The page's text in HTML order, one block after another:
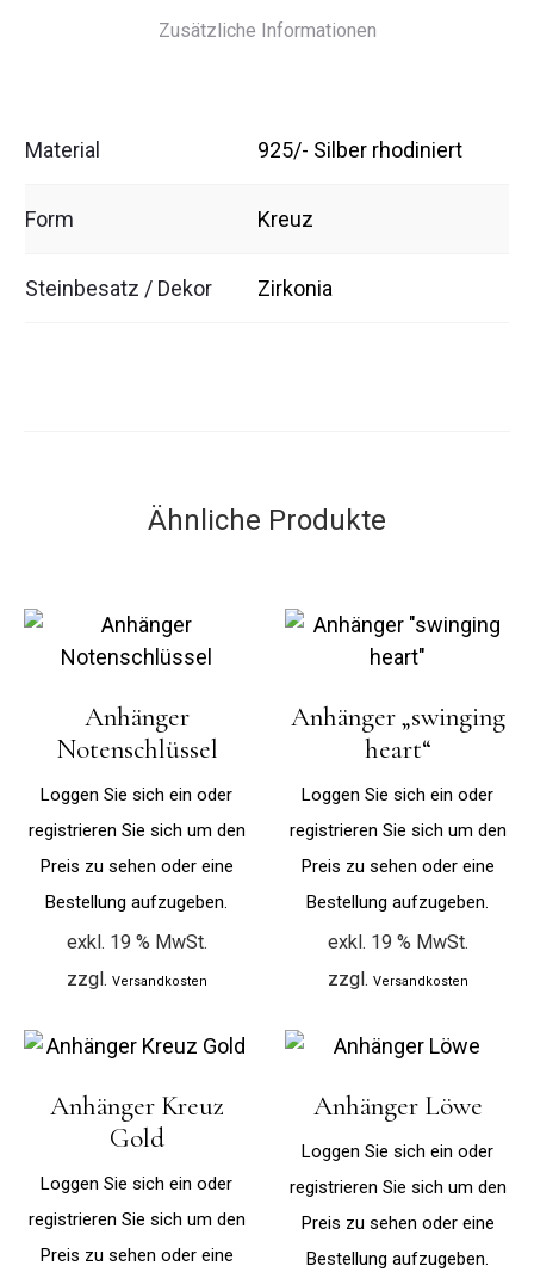
Zusätzliche Informationen
Material 925/- Silber rhodiniert
Form Kreuz
Steinbesatz / Dekor Zirkonia
Ähnliche Produkte
Anhänger
Notenschlüssel
Loggen Sie sich ein oder
registrieren Sie sich um den
Preis zu sehen oder eine
Bestellung aufzugeben.
exkl. 19 % MwSt.
zzgl. Versandkosten
Anhänger „swinging
heart“
Loggen Sie sich ein oder
registrieren Sie sich um den
Preis zu sehen oder eine
Bestellung aufzugeben.
exkl. 19 % MwSt.
zzgl. Versandkosten
Anhänger Kreuz
Gold
Loggen Sie sich ein oder
registrieren Sie sich um den
Preis zu sehen oder eine
Anhänger Löwe
Loggen Sie sich ein oder
registrieren Sie sich um den
Preis zu sehen oder eine
Bestellung aufzugeben.